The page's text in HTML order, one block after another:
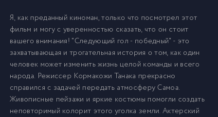
Я, как преданный киноман, только что посмотрел этот
фильм и могу с уверенностью сказать, что он стоит
вашего внимания! "Следующий гол - победный" - это
захватывающая и трогательная история о том, как один
человек может изменить жизнь целой команды и всего
народа. Режиссер Кормакожи Танака прекрасно
справился с задачей передать атмосферу Самоа.
Живописные пейзажи и яркие костюмы помогли создать
неповторимый колорит этого уголка земли. Актерский